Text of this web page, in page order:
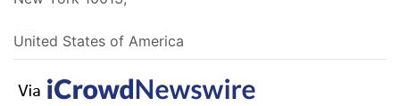
United States of America